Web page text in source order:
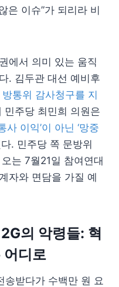
은 이슈”가 되리라 비
에서 의미 있는 움직
. 김두관 대선 예비후
통위 감사청구를 지
민주당 최민희 의원은
사 이익’이 아닌 ‘망중
. 민주당 쪽 문방위
는 7월21일 참여연대
자와 면담을 가질 예
의 악령들: 혁
어디로
송받다가 수백만 원 요